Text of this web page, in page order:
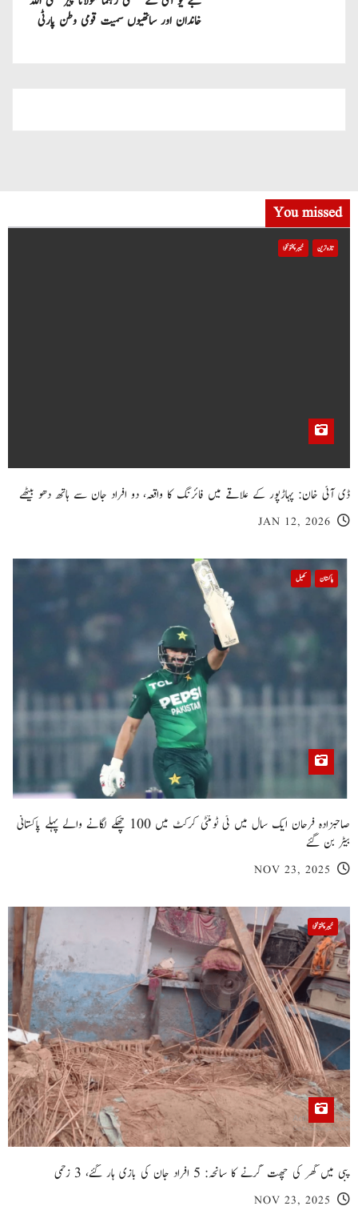
خاندان اور ساتھیوں سمیت قومی وطن پارٹی
You missed
تازہ ترین خیبر پختونخوا
ڈی آئی خان: پہاڑپور کے علاقے میں فائرنگ کا واقعہ، دو افراد جان سے ہاتھ دھو بیٹھے
JAN 12, 2026
پاکستان کھیل
صاحبزادہ فرحان ایک سال میں ٹی ٹوئنٹی کرکٹ میں 100 چھکے لگانے والے پہلے پاکستانی
بیٹر بن گئے
NOV 23, 2025
خیبر پختونخوا
پبی میں گھر کی چھت گرنے کا سانحہ: 5 افراد جان کی بازی ہار گئے، 3 زخمی
NOV 23, 2025